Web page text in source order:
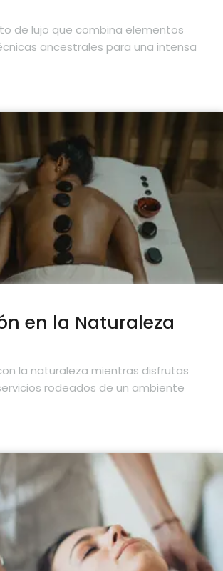
de lujo que combina elementos
ancestrales para una intensa
en la Naturaleza
la naturaleza mientras disfrutas
rodeados de un ambiente